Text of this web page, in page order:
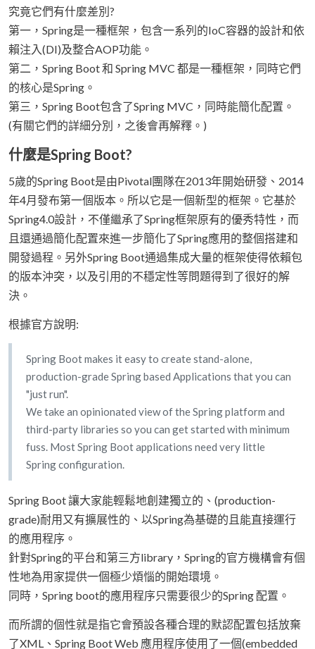
究竟它們有什麼差別?
第一，Spring是一種框架，包含一系列的IoC容器的設計和依
賴注入(DI)及整合AOP功能。
第二，Spring Boot 和 Spring MVC 都是一種框架，同時它們
的核心是Spring。
第三，Spring Boot包含了Spring MVC，同時能簡化配置。
(有關它們的詳細分別，之後會再解釋。)
什麼是Spring Boot?
5歲的Spring Boot是由Pivotal團隊在2013年開始研發、2014
年4月發布第一個版本。所以它是一個新型的框架。它基於
Spring4.0設計，不僅繼承了Spring框架原有的優秀特性，而
且還通過簡化配置來進一步簡化了Spring應用的整個搭建和
開發過程。另外Spring Boot通過集成大量的框架使得依賴包
的版本沖突，以及引用的不穩定性等問題得到了很好的解
決。
根據官方說明:
Spring Boot makes it easy to create stand-alone,
production-grade Spring based Applications that you can
"just run".
We take an opinionated view of the Spring platform and
third-party libraries so you can get started with minimum
fuss. Most Spring Boot applications need very little
Spring configuration.
Spring Boot 讓大家能輕鬆地創建獨立的、(production-
grade)耐用又有擴展性的、以Spring為基礎的且能直接運行
的應用程序。
針對Spring的平台和第三方library，Spring的官方機構會有個
性地為用家提供一個極少煩惱的開始環境。
同時，Spring boot的應用程序只需要很少的Spring 配置。
而所謂的個性就是指它會預設各種合理的默認配置包括放棄
了XML、Spring Boot Web 應用程序使用了一個(embedded